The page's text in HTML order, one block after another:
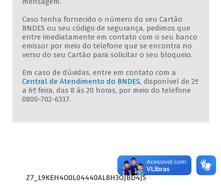
Caso tenha fornecido o número do seu Cartão
BNDES ou seu código de segurança, pedimos que
entre imediatamente em contato com o seu banco
emissor por meio do telefone que se encontra no
verso do seu Cartão para solicitar o seu bloqueio.
Em caso de dúvidas, entre em contato com a
Central de Atendimento do BNDES, disponível de 2ª
a 6ª feira, das 8 às 20 horas, por meio do telefone
0800-702-6337.
Z7_L9KEH4O0L04440AL8H3OJBD4J5